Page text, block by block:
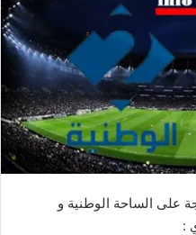
على الساحة الوطنية و
: